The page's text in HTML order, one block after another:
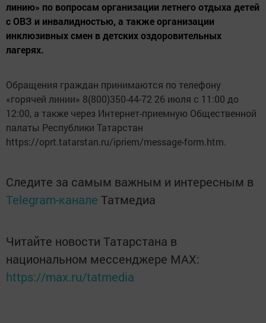
линию» по вопросам организации летнего отдыха детей
с ОВЗ и инвалидностью, а также организации
инклюзивных смен в детских оздоровительных
лагерях.
Обращения граждан принимаются по телефону
«горячей линии» 8(800)350-44-72 26 июля с 11:00 до
12:00, а также через Интернет-приемную Общественной
палаты Республики Татарстан
https://oprt.tatarstan.ru/ipriem/message-form.htm.
Следите за самым важным и интересным в
Telegram-канале Татмедиа
Читайте новости Татарстана в
национальном мессенджере MАХ:
https://max.ru/tatmedia